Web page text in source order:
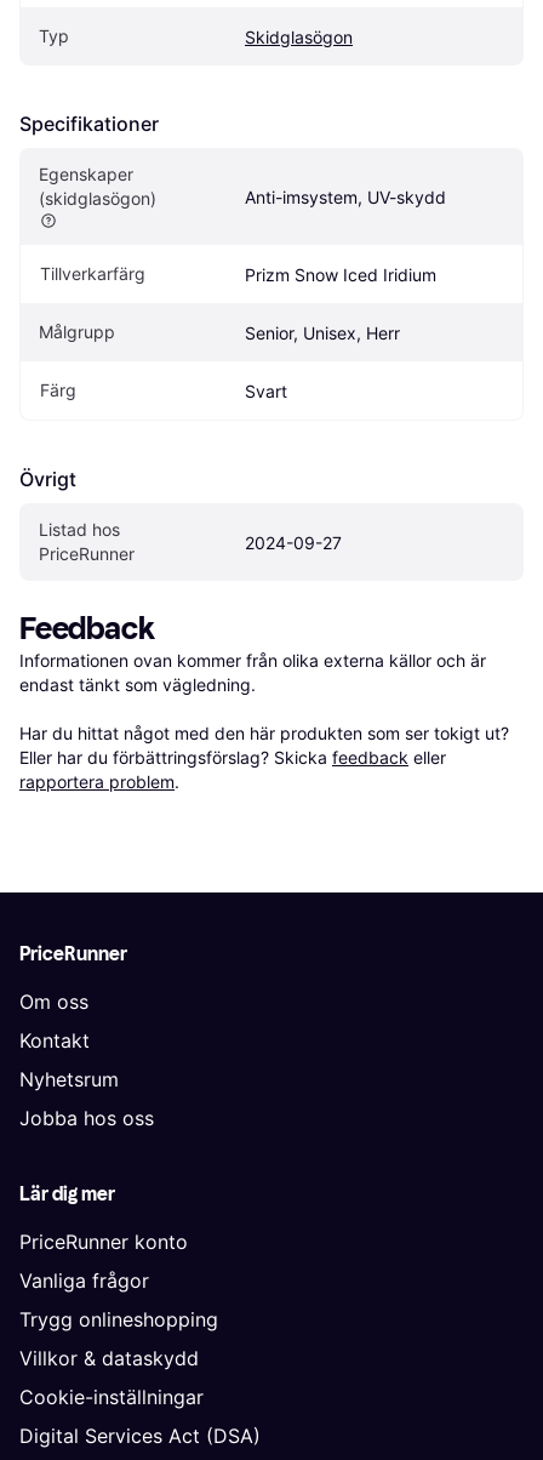
Typ Skidglasögon
Specifikationer
Egenskaper
(skidglasögon)
Anti-imsystem, UV-skydd
Tillverkarfärg Prizm Snow Iced Iridium
Målgrupp Senior, Unisex, Herr
Färg Svart
Övrigt
Listad hos
PriceRunner
2024-09-27
Feedback
Informationen ovan kommer från olika externa källor och är
endast tänkt som vägledning.
Har du hittat något med den här produkten som ser tokigt ut?
Eller har du förbättringsförslag? Skicka feedback eller
rapportera problem.
PriceRunner
Om oss
Kontakt
Nyhetsrum
Jobba hos oss
Lär dig mer
PriceRunner konto
Vanliga frågor
Trygg onlineshopping
Villkor & dataskydd
Cookie-inställningar
Digital Services Act (DSA)